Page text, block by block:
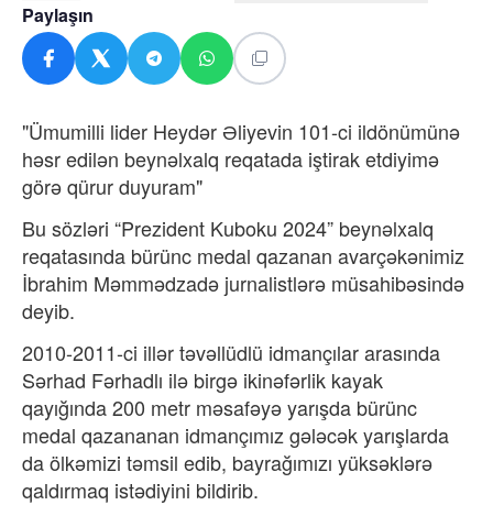
Paylaşın
"Ümumilli lider Heydər Əliyevin 101-ci ildönümünə
həsr edilən beynəlxalq reqatada iştirak etdiyimə
görə qürur duyuram"
Bu sözləri “Prezident Kuboku 2024” beynəlxalq
reqatasında bürünc medal qazanan avarçəkənimiz
İbrahim Məmmədzadə jurnalistlərə müsahibəsində
deyib.
2010-2011-ci illər təvəllüdlü idmançılar arasında
Sərhad Fərhadlı ilə birgə ikinəfərlik kayak
qayığında 200 metr məsafəyə yarışda bürünc
medal qazananan idmançımız gələcək yarışlarda
da ölkəmizi təmsil edib, bayrağımızı yüksəklərə
qaldırmaq istədiyini bildirib.